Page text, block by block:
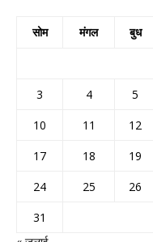
सोम मंगल बुध
3
4 5
10
11 12
17
18 19
24
25 26
31